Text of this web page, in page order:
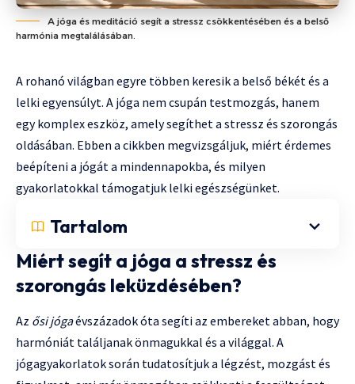
A jóga és meditáció segít a stressz csökkentésében és a belső
harmónia megtalálásában.
A rohanó világban egyre többen keresik a belső békét és a
lelki egyensúlyt. A jóga nem csupán testmozgás, hanem
egy komplex eszköz, amely segíthet a stressz és szorongás
oldásában. Ebben a cikkben megvizsgáljuk, miért érdemes
beépíteni a jógát a mindennapokba, és milyen
gyakorlatokkal támogatjuk lelki egészségünket.
Tartalom
Miért segít a jóga a stressz és
szorongás leküzdésében?
Az ősi jógaévszázadok óta segíti az embereket abban, hogy
harmóniát találjanak önmagukkal és a világgal. A
jógagyakorlatok során tudatosítjuk a légzést, mozgást és